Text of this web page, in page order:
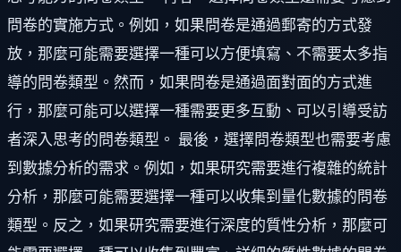
問卷的實施方式。例如，如果問卷是通過郵寄的方式發
放，那麼可能需要選擇一種可以方便填寫、不需要太多指
導的問卷類型。然而，如果問卷是通過面對面的方式進
行，那麼可能可以選擇一種需要更多互動、可以引導受訪
者深入思考的問卷類型。 最後，選擇問卷類型也需要考慮
到數據分析的需求。例如，如果研究需要進行複雜的統計
分析，那麼可能需要選擇一種可以收集到量化數據的問卷
類型。反之，如果研究需要進行深度的質性分析，那麼可